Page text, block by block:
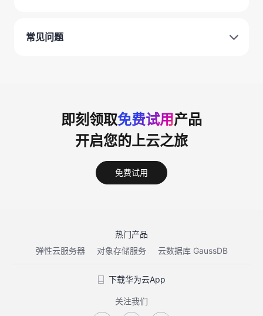
常见问题
即刻领取免费试用产品
开启您的上云之旅
免费试用
热门产品
弹性云服务器
对象存储服务 云数据库 GaussDB
下载华为云App
关注我们